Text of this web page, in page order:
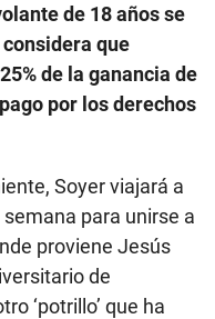
de 18 años se
que
de la ganancia de
por los derechos
Soyer viajará a
para unirse a
proviene Jesús
de
‘potrillo’ que ha